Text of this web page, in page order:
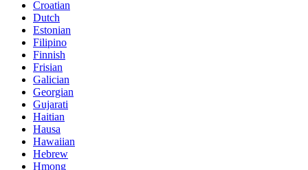
Croatian
Dutch
Estonian
Filipino
Finnish
Frisian
Galician
Georgian
Gujarati
Haitian
Hausa
Hawaiian
Hebrew
Hmong